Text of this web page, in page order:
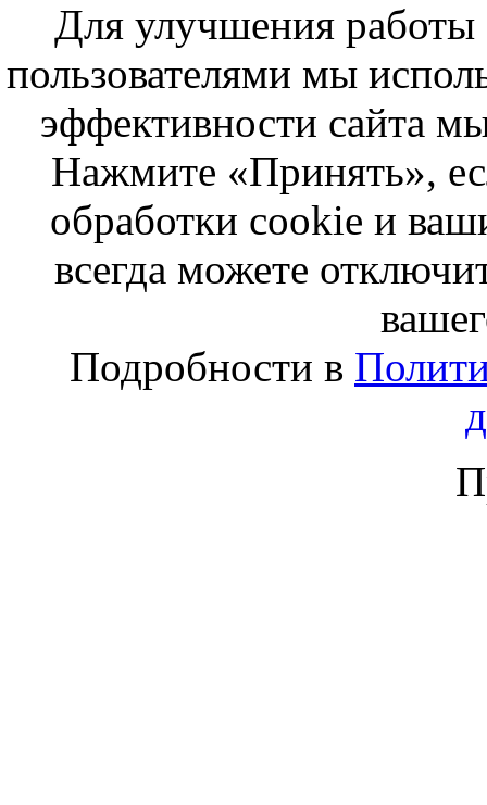
Для улучшения работы
пользователями мы
эффективности сайта
Нажмите «Принять»,
обработки cookie и
всегда можете
Подробности в